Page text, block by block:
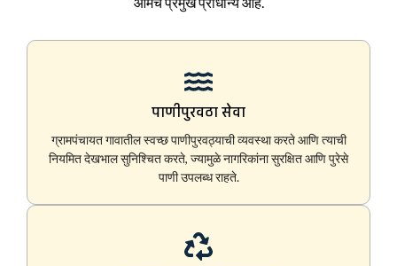
पाणीपुरवठा सेवा
ग्रामपंचायत गावातील स्वच्छ पाणीपुरवठ्याची व्यवस्था करते आणि त्याची
नियमित देखभाल सुनिश्चित करते, ज्यामुळे नागरिकांना सुरक्षित आणि पुरेसे
पाणी उपलब्ध राहते.